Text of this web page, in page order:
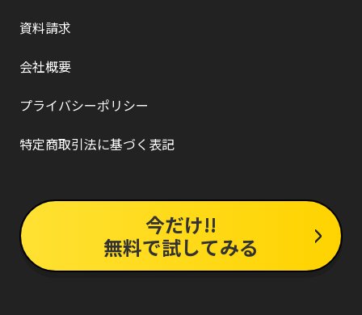
資料請求
会社概要
プライバシーポリシー
特定商取引法に基づく表記
今だけ!!
無料で試してみる